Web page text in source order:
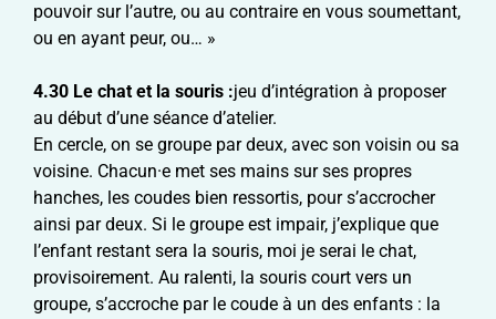
pouvoir sur l’autre, ou au contraire en vous soumettant,
ou en ayant peur, ou… »
4.30 Le chat et la souris :jeu d’intégration à proposer
au début d’une séance d’atelier.
En cercle, on se groupe par deux, avec son voisin ou sa
voisine. Chacun·e met ses mains sur ses propres
hanches, les coudes bien ressortis, pour s’accrocher
ainsi par deux. Si le groupe est impair, j’explique que
l’enfant restant sera la souris, moi je serai le chat,
provisoirement. Au ralenti, la souris court vers un
groupe, s’accroche par le coude à un des enfants : la